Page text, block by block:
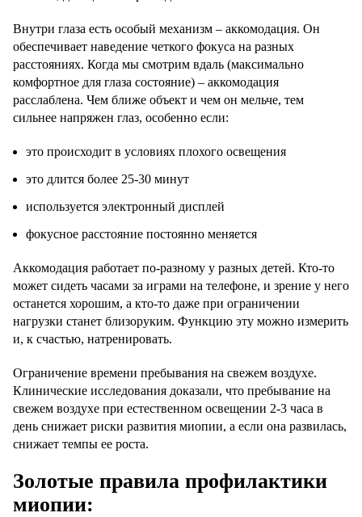
Внутри глаза есть особый механизм – аккомодация. Он
обеспечивает наведение четкого фокуса на разных
расстояниях. Когда мы смотрим вдаль (максимально
комфортное для глаза состояние) – аккомодация
расслаблена. Чем ближе объект и чем он мельче, тем
сильнее напряжен глаз, особенно если:
это происходит в условиях плохого освещения
это длится более 25-30 минут
используется электронный дисплей
фокусное расстояние постоянно меняется
Аккомодация работает по-разному у разных детей. Кто-то
может сидеть часами за играми на телефоне, и зрение у него
останется хорошим, а кто-то даже при ограничении
нагрузки станет близоруким. Функцию эту можно измерить
и, к счастью, натренировать.
Ограничение времени пребывания на свежем воздухе.
Клинические исследования доказали, что пребывание на
свежем воздухе при естественном освещении 2-3 часа в
день снижает риски развития миопии, а если она развилась,
снижает темпы ее роста.
Золотые правила профилактики
миопии: